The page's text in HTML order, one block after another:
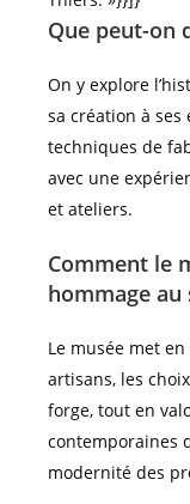
Que peut-on
On y explore
sa création à ses
techniques de
avec une
et ateliers.
Comment le
hommage
Le musée met
artisans, les
forge, tout en
contemporaines
modernité des